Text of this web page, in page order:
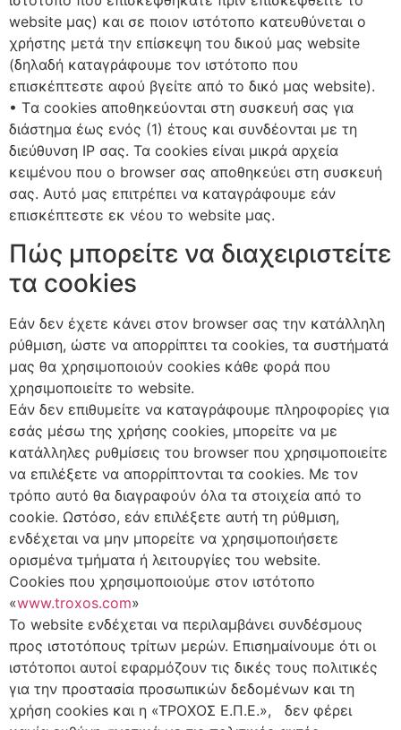
website μας) και σε ποιον ιστότοπο κατευθύνεται ο
χρήστης μετά την επίσκεψη του δικού μας website
(δηλαδή καταγράφουμε τον ιστότοπο που
επισκέπτεστε αφού βγείτε από το δικό μας website).
• Tα cookies αποθηκεύονται στη συσκευή σας για
διάστημα έως ενός (1) έτους και συνδέονται με τη
διεύθυνση ΙΡ σας. Τα cookies είναι μικρά αρχεία
κειμένου που ο browser σας αποθηκεύει στη συσκευή
σας. Αυτό μας επιτρέπει να καταγράφουμε εάν
επισκέπτεστε εκ νέου το website μας.
Πώς μπορείτε να διαχειριστείτε
τα cookies
Eάν δεν έχετε κάνει στον browser σας την κατάλληλη
ρύθμιση, ώστε να απορρίπτει τα cookies, τα συστήματά
μας θα χρησιμοποιούν cookies κάθε φορά που
χρησιμοποιείτε το website.
Εάν δεν επιθυμείτε να καταγράφουμε πληροφορίες για
εσάς μέσω της χρήσης cookies, μπορείτε να με
κατάλληλες ρυθμίσεις του browser που χρησιμοποιείτε
να επιλέξετε να απορρίπτονται τα cookies. Με τον
τρόπο αυτό θα διαγραφούν όλα τα στοιχεία από το
cookie. Ωστόσο, εάν επιλέξετε αυτή τη ρύθμιση,
ενδέχεται να μην μπορείτε να χρησιμοποιήσετε
ορισμένα τμήματα ή λειτουργίες του website.
Cookies που χρησιμοποιούμε στον ιστότοπο
«www.troxos.com»
Το website ενδέχεται να περιλαμβάνει συνδέσμους
προς ιστοτόπους τρίτων μερών. Επισημαίνουμε ότι οι
ιστότοποι αυτοί εφαρμόζουν τις δικές τους πολιτικές
για την προστασία προσωπικών δεδομένων και τη
χρήση cookies και η «ΤΡΟΧΟΣ Ε.Π.Ε.», δεν φέρει